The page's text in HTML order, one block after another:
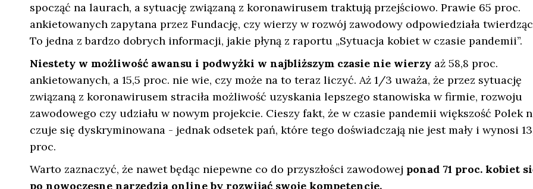
spocząć na laurach, a sytuację związaną z koronawirusem traktują przejściowo. Prawie 65 proc.
ankietowanych zapytana przez Fundację, czy wierzy w rozwój zawodowy odpowiedziała
To jedna z bardzo dobrych informacji, jakie płyną z raportu „Sytuacja kobiet w czasie pandemii”.
Niestety w możliwość awansu i podwyżki w najbliższym czasie nie wierzyaż 58,8 proc.
ankietowanych, a 15,5 proc. nie wie, czy może na to teraz liczyć. Aż 1/3 uważa, że przez sytuację
związaną z koronawirusem straciła możliwość uzyskania lepszego stanowiska w firmie, rozwoju
zawodowego czy udziału w nowym projekcie. Cieszy fakt, że w czasie pandemii większość Polek
czuje się dyskryminowana - jednak odsetek pań, które tego doświadczają nie jest mały i wynosi
proc.
Warto zaznaczyć, że nawet będąc niepewne co do przyszłości zawodowej ponad 71 proc. kobiet
po nowoczesne narzędzia online by rozwijać swoje kompetencje.